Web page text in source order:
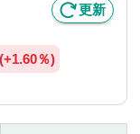
更新
(+1.60％)